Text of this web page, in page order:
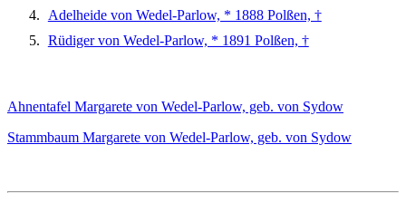
Adelheide von Wedel-Parlow, * 1888 Polßen, †
Rüdiger von Wedel-Parlow, * 1891 Polßen, †
Ahnentafel Margarete von Wedel-Parlow, geb. von Sydow
Stammbaum Margarete von Wedel-Parlow, geb. von Sydow